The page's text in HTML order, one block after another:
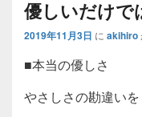
優しいだけで
2019年11月3日 に akihiro
■本当の優しさ
やさしさの勘違いを